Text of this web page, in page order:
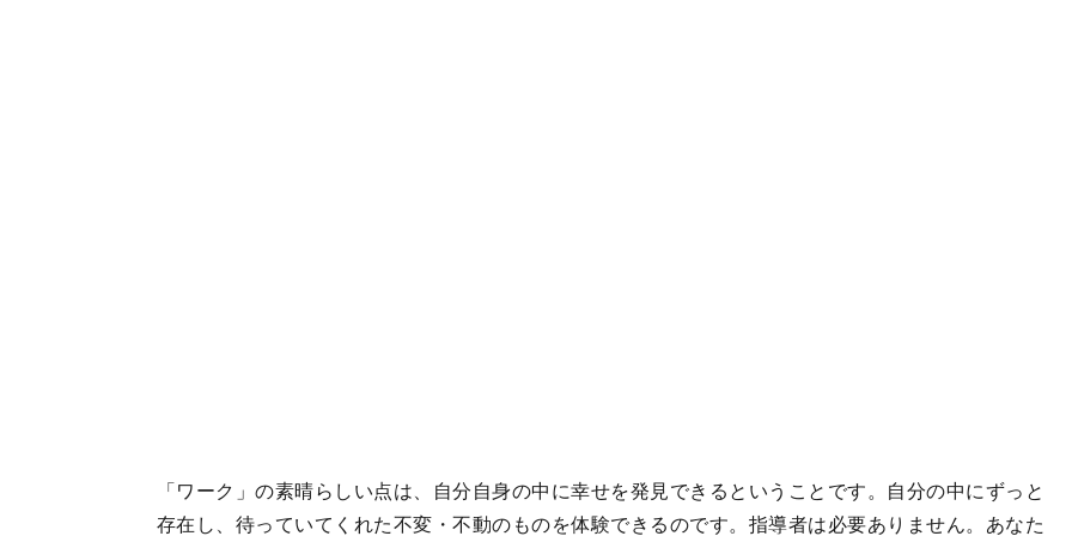
「ワーク」の素晴らしい点は、自分自身の中に幸せを発見できるということです。自分の中にずっと
存在し、待っていてくれた不変・不動のものを体験できるのです。指導者は必要ありません。あなた